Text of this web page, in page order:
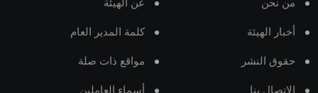
من نحن عن الهيئة
أخبار الهيئة كلمة المدير العام
حقوق النشر مواقع ذات صلة
الاتصال بنا أسماء العاملين